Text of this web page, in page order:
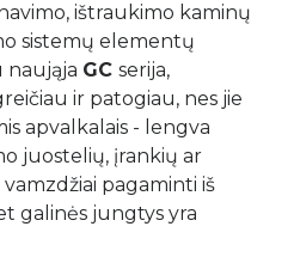
ištraukimo kaminų
sistemų elementų
naująja GC serija,
ir patogiau, nes jie
apvalkalais - lengva
juostelių, įrankių ar
pagaminti iš
galinės jungtys yra